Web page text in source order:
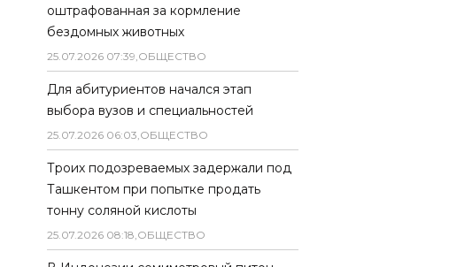
оштрафованная за кормление
бездомных животных
25.07.2026 07:39,ОБЩЕСТВО
Для абитуриентов начался этап
выбора вузов и специальностей
25.07.2026 06:03,ОБЩЕСТВО
Троих подозреваемых задержали под
Ташкентом при попытке продать
тонну соляной кислоты
25.07.2026 08:18,ОБЩЕСТВО